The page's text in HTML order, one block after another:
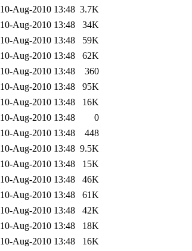
10-Aug-2010 13:48 3.7K
10-Aug-2010 13:48
34K
10-Aug-2010 13:48
59K
10-Aug-2010 13:48
62K
10-Aug-2010 13:48
360
10-Aug-2010 13:48
95K
10-Aug-2010 13:48
16K
10-Aug-2010 13:48
0
10-Aug-2010 13:48
448
10-Aug-2010 13:48 9.5K
10-Aug-2010 13:48
15K
10-Aug-2010 13:48
46K
10-Aug-2010 13:48
61K
10-Aug-2010 13:48
42K
10-Aug-2010 13:48
18K
10-Aug-2010 13:48
16K